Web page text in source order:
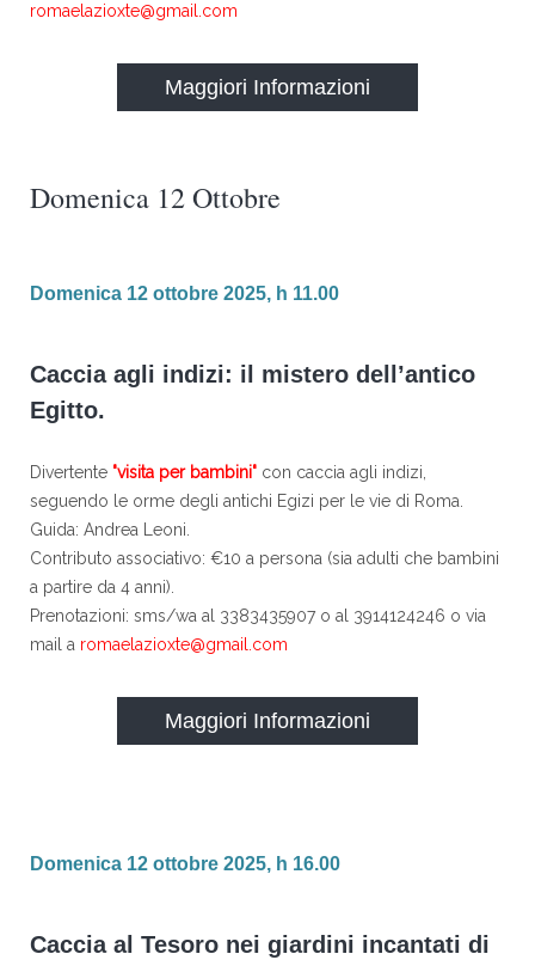
romaelazioxte@gmail.com
Maggiori Informazioni
Domenica 12 Ottobre
Domenica 12 ottobre 2025, h 11.00
Caccia agli indizi: il mistero dell’antico
Egitto.
Divertente "visita per bambini" con caccia agli indizi,
seguendo le orme degli antichi Egizi per le vie di Roma.
Guida: Andrea Leoni.
Contributo associativo: €10 a persona (sia adulti che bambini
a partire da 4 anni).
Prenotazioni: sms/wa al 3383435907 o al 3914124246 o via
mail a romaelazioxte@gmail.com
Maggiori Informazioni
Domenica 12 ottobre 2025, h 16.00
Caccia al Tesoro nei giardini incantati di